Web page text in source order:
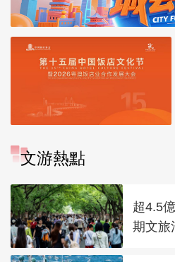
文游熱點
超4.5
期文旅